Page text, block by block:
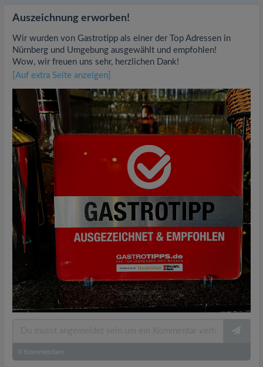
Auszeichnung erworben!
Wir wurden von Gastrotipp als einer der Top Adressen in
Nürnberg und Umgebung ausgewählt und empfohlen!
Wow, wir freuen uns sehr, herzlichen Dank!
[Auf extra Seite anzeigen]
0 Kommentare